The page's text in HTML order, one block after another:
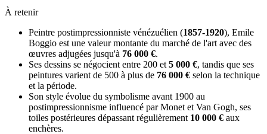
À retenir
Peintre postimpressionniste vénézuélien (1857-1920), Emile
Boggio est une valeur montante du marché de l'art avec des
œuvres adjugées jusqu'à 76 000 €.
Ses dessins se négocient entre 200 et 5 000 €, tandis que ses
peintures varient de 500 à plus de 76 000 € selon la technique
et la période.
Son style évolue du symbolisme avant 1900 au
postimpressionnisme influencé par Monet et Van Gogh, ses
toiles postérieures dépassant régulièrement 10 000 € aux
enchères.